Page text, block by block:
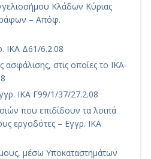
Κλάδων Κύριας
– Απόφ.
ΙΚΑ Δ61/6.2.08
στις οποίες το ΙΚΑ-
ΙΚΑ Γ99/1/37/27.2.08
που επιδίδουν τα λοιπά
εργοδότες – Εγγρ. ΙΚΑ
μέσω Υποκαταστημάτων